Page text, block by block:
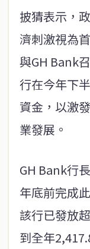
披猜表示，
濟刺激視為
與GH Bank
行在今年下
資金，以激
業發展。
GH Bank行
年底前完成
該行已發放
到全年